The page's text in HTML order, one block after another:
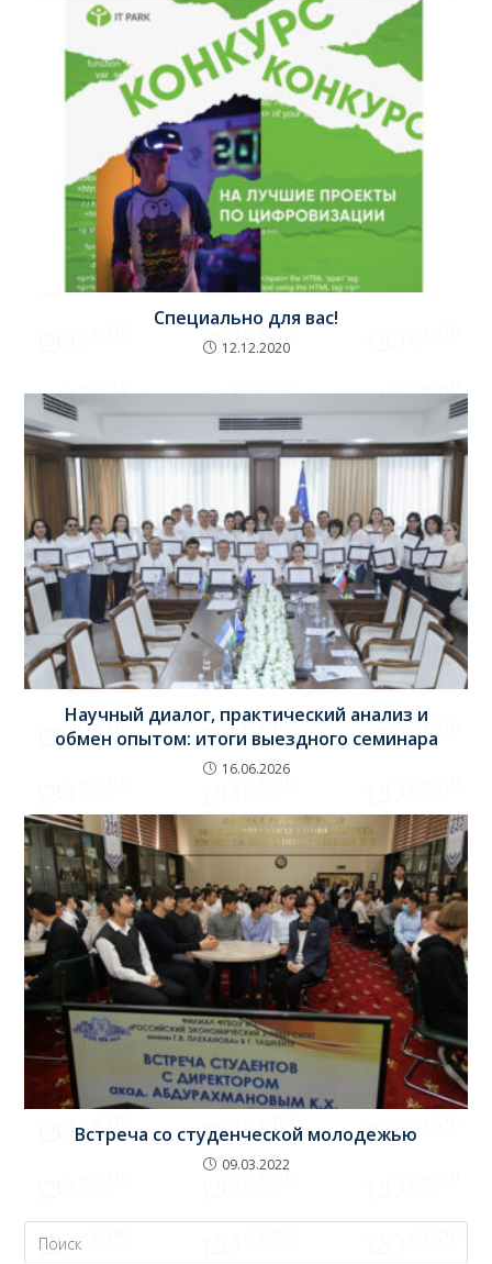
Специально для вас!
12.12.2020
Научный диалог, практический анализ и
обмен опытом: итоги выездного семинара
16.06.2026
Встреча со студенческой молодежью
09.03.2022